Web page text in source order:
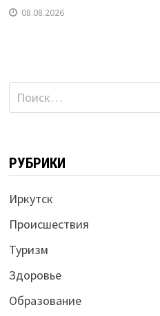
08.08.2026
Найти:
РУБРИКИ
Иркутск
Происшествия
Туризм
Здоровье
Образование